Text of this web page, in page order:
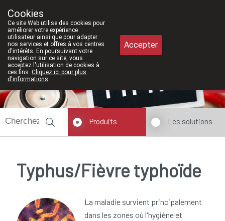
011/610300
Produits Les solutions
Typhus/Fièvre typhoïde
La maladie survient principalement
dans les zones où l'hygiène et
Cookies
Ce site Web utilise des cookies pour
améliorer votre expérience
utilisateur ainsi que pour adapter
nos services et offres à vos centres
d'intérêts. En poursuivant votre
navigation sur ce site, vous
acceptez l'utilisation de cookies à
ces fins. Cliquez ici pour plus
d'informations.
Accepter